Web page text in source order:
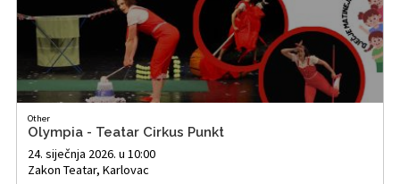
Other
Olympia - Teatar Cirkus Punkt
24. siječnja 2026. u 10:00
Zakon Teatar, Karlovac